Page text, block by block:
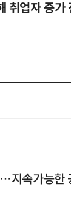
업자 증가
지속가능한